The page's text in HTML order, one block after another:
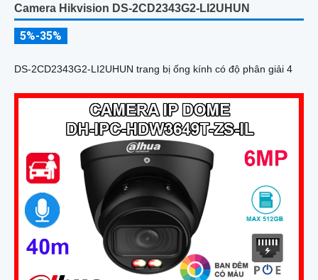
Camera Hikvision DS-2CD2343G2-LI2UHUN
5%-35%
DS-2CD2343G2-LI2UHUN trang bị ống kính có độ phân giải 4